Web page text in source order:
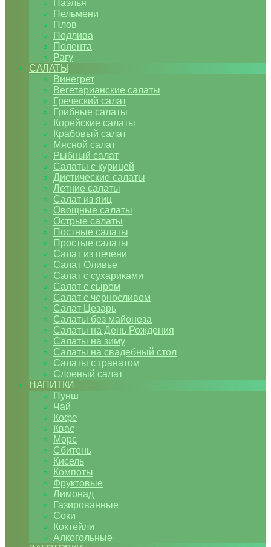
Паэлья
Пельмени
Плов
Подлива
Полента
Рагу
САЛАТЫ
Винегрет
Вегетарианские салаты
Греческий салат
Грибные салаты
Корейские салаты
Крабовый салат
Мясной салат
Рыбный салат
Салаты с курицей
Диетические салаты
Летние салаты
Салат из яиц
Овощные салаты
Острые салаты
Постные салаты
Простые салаты
Салат из печени
Салат Оливье
Салат с сухариками
Салат с сыром
Салат с черносливом
Салат Цезарь
Салаты без майонеза
Салаты на День Рождения
Салаты на зиму
Салаты на свадебный стол
Салаты с гранатом
Слоеный салат
НАПИТКИ
Пунш
Чай
Кофе
Квас
Морс
Сбитень
Кисель
Компоты
Фруктовые
Лимонад
Газированные
Соки
Коктейли
Алкогольные